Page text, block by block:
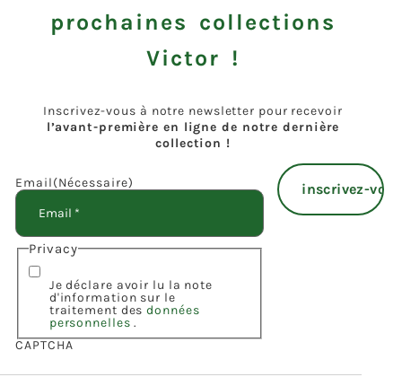
prochaines collections
Victor !
Inscrivez-vous à notre newsletter pour recevoir
l’avant-première en ligne de notre dernière
collection !
Email(Nécessaire)
Privacy
Je déclare avoir lu la note
d'information sur le
traitement desdonnées
personnelles.
CAPTCHA